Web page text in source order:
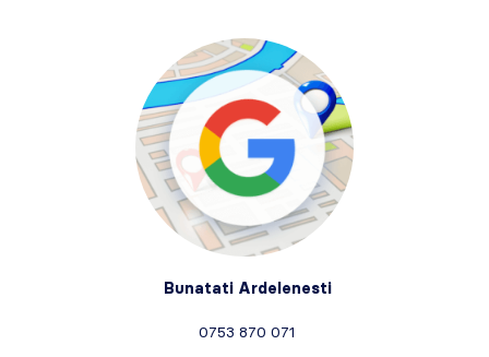
Bunatati Ardelenesti
0753 870 071